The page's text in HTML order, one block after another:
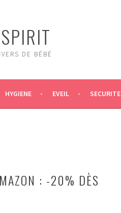
DE BÉBÉ
HYGIENE EVEIL SECURITE
: -20% DÈS